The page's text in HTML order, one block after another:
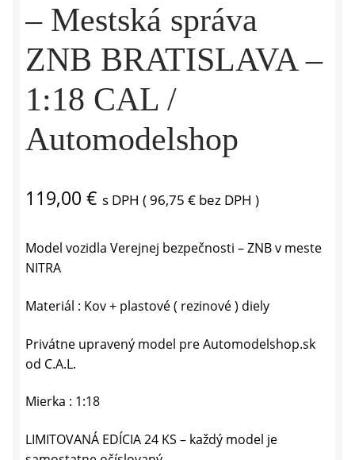
– Mestská správa
ZNB BRATISLAVA –
1:18 CAL /
Automodelshop
119,00 € s DPH (96,75 € bez DPH )
Model vozidla Verejnej bezpečnosti – ZNB v meste
NITRA
Materiál : Kov + plastové ( rezinové ) diely
Privátne upravený model pre Automodelshop.sk
od C.A.L.
Mierka : 1:18
LIMITOVANÁ EDÍCIA 24 KS – každý model je